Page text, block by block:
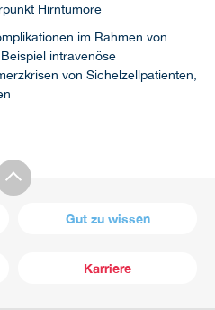
Hirntumore
im Rahmen von
intravenöse
von Sichelzellpatienten,
Gut zu wissen
Karriere